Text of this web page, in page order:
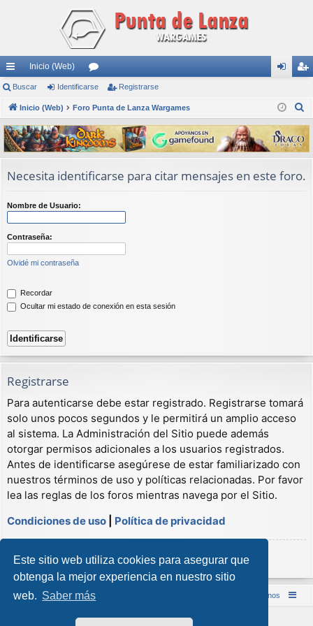
Este sitio web utiliza cookies para asegurar que
obtenga la mejor experiencia en nuestro sitio
web. Saber más
nl
ac
es
rá
pi
s
Inicio (Web)
or
os nti
fic
ar
se
ist
ra
rs
Buscar Identificarse Registrarse
Inicio (Web) Foro Punta de Lanza Wargames
s
c
Necesita identificarse para citar mensajes en este foro.
Nombre de Usuario:
Contraseña:
Olvidé mi contraseña
Recordar
Ocultar mi estado de conexión en esta sesión
Registrarse
Para autenticarse debe estar registrado. Registrarse tomará
solo unos pocos segundos y le permitirá un amplio acceso
al sistema. La Administración del Sitio puede además
otorgar permisos adicionales a los usuarios registrados.
Antes de identificarse asegúrese de estar familiarizado con
nuestros términos de uso y políticas relacionadas. Por favor
lea las reglas de los foros mientras navega por el Sitio.
Condiciones de uso
Política de privacidad
Registrarse
Inicio (Web) Foro Punta de Lanza Wargames Contáctenos
Desarrollado porphpBB® Forum Software © phpBB Limited